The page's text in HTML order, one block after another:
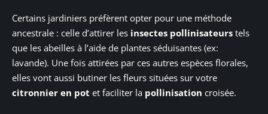
Certains jardiniers préfèrent opter pour une méthode
ancestrale : celle d’attirer les insectes pollinisateurs tels
que les abeilles à l’aide de plantes séduisantes (ex:
lavande). Une fois attirées par ces autres espèces florales,
elles vont aussi butiner les fleurs situées sur votre
citronnier en pot et faciliter la pollinisation croisée.